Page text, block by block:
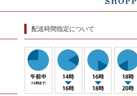
配送時間指定について